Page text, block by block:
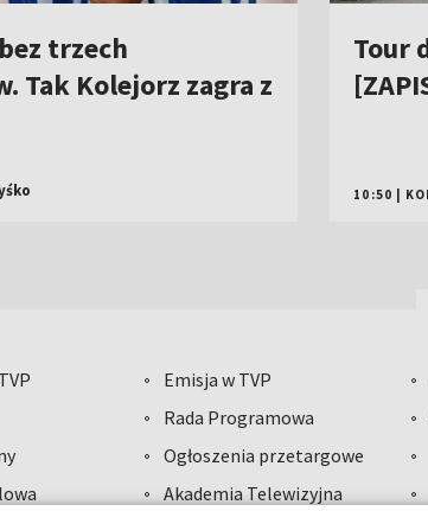
trzech
Tak Kolejorz zagra z
Tour
10:50 |
Emisja w TVP
Rada Programowa
Ogłoszenia przetargowe
Akademia Telewizyjna